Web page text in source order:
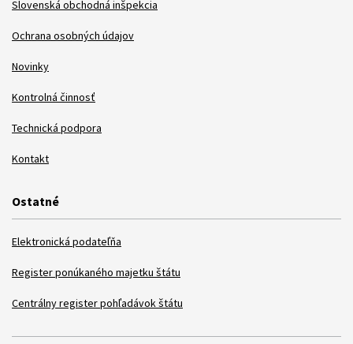
Slovenská obchodná inšpekcia
Ochrana osobných údajov
Novinky
Kontrolná činnosť
Technická podpora
Kontakt
Ostatné
Elektronická podateľňa
Register ponúkaného majetku štátu
Centrálny register pohľadávok štátu